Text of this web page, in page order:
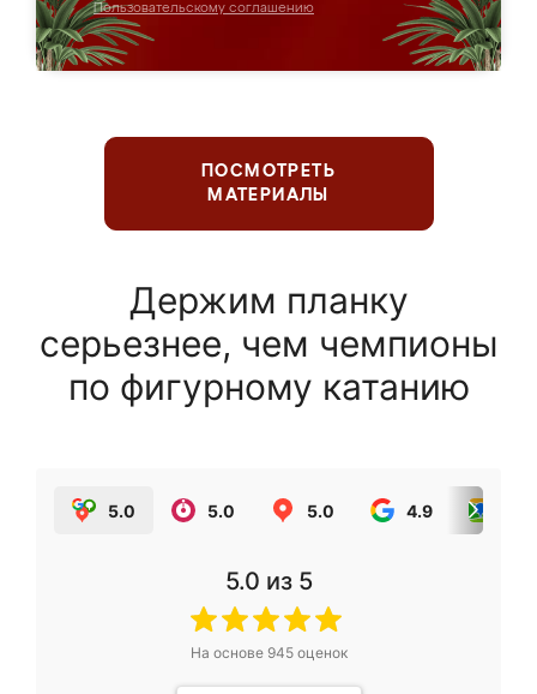
Пользовательскому соглашению
ПОСМОТРЕТЬ
МАТЕРИАЛЫ
Держим планку
серьезнее, чем чемпионы
по фигурному катанию
5.0 5.0 5.0 4.9
5.0 из 5
На основе 945оценок